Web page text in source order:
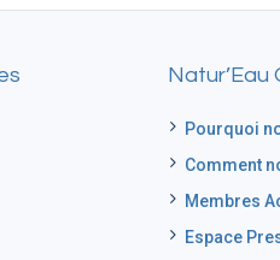
Natur’Eau
Pourquoi
Comment
Membres
Espace